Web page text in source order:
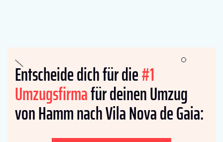
Entscheide dich für die#1
Umzugsfirmafür deinen Umzug
von Hamm nach Vila Nova de Gaia: